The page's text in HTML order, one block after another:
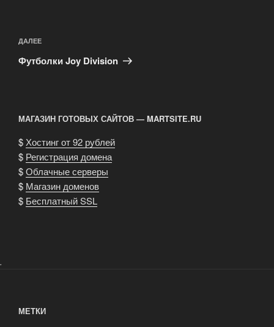
по
записям
Следующая
запись
ДАЛЕЕ
Футболки Joy Division
МАГАЗИН ГОТОВЫХ САЙТОВ — MARTSITE.RU
$Хостинг от 92 рублей
$ Регистрация домена
$Облачные серверы
$ Магазин доменов
$ Бесплатный SSL
.
МЕТКИ